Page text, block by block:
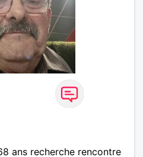
ans recherche rencontre